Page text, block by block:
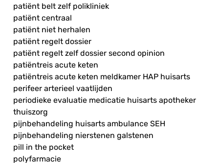
patiënt belt zelf polikliniek
patiënt centraal
patiënt niet herhalen
patiënt regelt dossier
patiënt regelt zelf dossier second opinion
patiëntreis acute keten
patiëntreis acute keten meldkamer HAP huisarts
perifeer arterieel vaatlijden
periodieke evaluatie medicatie huisarts apotheker
thuiszorg
pijnbehandeling huisarts ambulance SEH
pijnbehandeling nierstenen galstenen
pill in the pocket
polyfarmacie